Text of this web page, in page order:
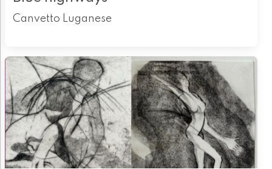
Canvetto Luganese